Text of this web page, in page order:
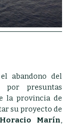
abandono del
por presuntas
la provincia de
su proyecto de
Horacio Marín,